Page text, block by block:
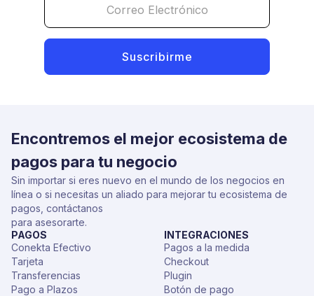
Encontremos el mejor ecosistema de
pagos para tu negocio
Sin importar si eres nuevo en el mundo de los negocios en
línea o si necesitas un aliado para mejorar tu ecosistema de
pagos, contáctanos
para asesorarte.
PAGOS
Conekta Efectivo
Tarjeta
Transferencias
Pago a Plazos
INTEGRACIONES
Pagos a la medida
Checkout
Plugin
Botón de pago